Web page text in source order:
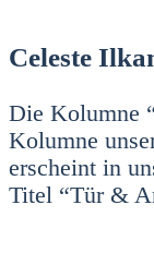
Celeste
Die Kolum­ne
Kolum­ne
erscheint in
Titel “Tür &